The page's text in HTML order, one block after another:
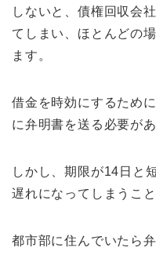
しないと、債権回収会
てしまい、ほとんどの
ます。
借金を時効にするため
に弁明書を送る必要があ
しかし、期限が14日と
遅れになってしまうこ
都市部に住んでいたら